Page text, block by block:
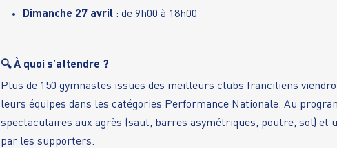
Dimanche 27 avril: de 9h00 à 18h00
🔍 À quoi s’attendre ?
Plus de 150 gymnastes issues des meilleurs clubs franciliens
leurs équipes dans les catégories Performance Nationale. Au
spectaculaires aux agrès (saut, barres asymétriques, poutre, sol) et
par les supporters.